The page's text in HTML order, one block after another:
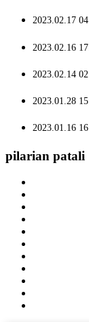
2023.02.17
2023.02.16
2023.02.14
2023.01.28
2023.01.16
pilarian patali